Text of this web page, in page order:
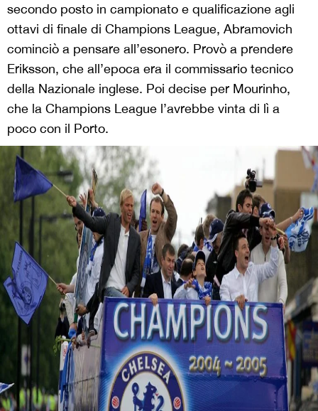
secondo posto in campionato e qualificazione agli
ottavi di finale di Champions League, Abramovich
cominciò a pensare all’esonero. Provò a prendere
Eriksson, che all’epoca era il commissario tecnico
della Nazionale inglese. Poi decise per Mourinho,
che la Champions League l’avrebbe vinta di lì a
poco con il Porto.